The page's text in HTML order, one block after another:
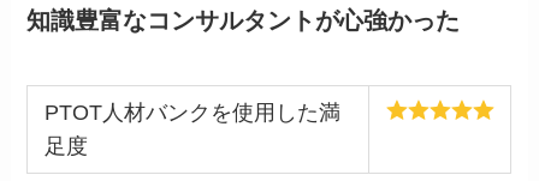
知識豊富なコンサルタントが心強かった
PTOT人材バンクを使用した満
足度